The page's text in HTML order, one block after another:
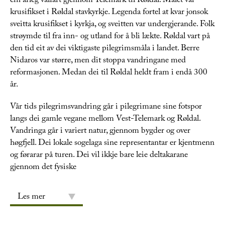
krusifikset i Røldal stavkyrkje. Legenda fortel at kvar jonsok
sveitta krusifikset i kyrkja, og sveitten var undergjerande. Folk
strøymde til fra inn- og utland for å bli lækte. Røldal vart på
den tid eit av dei viktigaste pilegrimsmåla i landet. Berre
Nidaros var større, men dit stoppa vandringane med
reformasjonen. Medan dei til Røldal heldt fram i endå 300
år.
Vår tids pilegrimsvandring går i pilegrimane sine fotspor
langs dei gamle vegane mellom Vest-Telemark og Røldal.
Vandringa går i variert natur, gjennom bygder og over
høgfjell. Dei lokale sogelaga sine representantar er kjentmenn
og førarar på turen. Dei vil ikkje bare leie deltakarane
gjennom det fysiske
Les mer